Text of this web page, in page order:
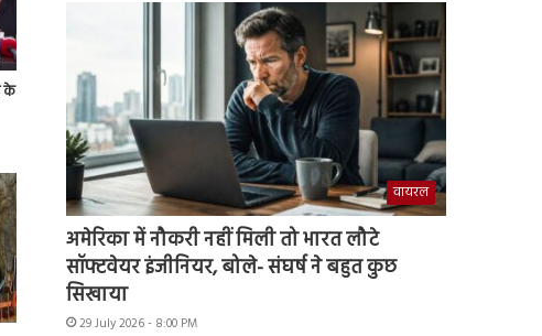
के
वायरल
अमेरिका में नौकरी नहीं मिली तो भारत लौटे
सॉफ्टवेयर इंजीनियर, बोले- संघर्ष ने बहुत कुछ
सिखाया
29 July 2026 - 8:00 PM